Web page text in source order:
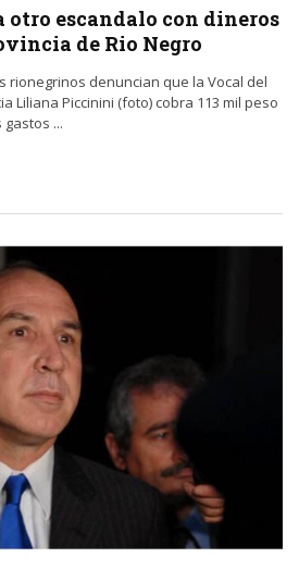
escandalo con dineros
de Rio Negro
rionegrinos denuncian que la Vocal del
Liliana Piccinini (foto) cobra 113 mil peso
...